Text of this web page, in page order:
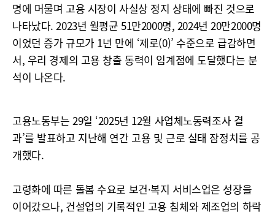
명에 머물며 고용 시장이 사실상 정지 상태에 빠진 것으로
나타났다. 2023년 월평균 51만2000명, 2024년 20만2000명
이었던 증가 규모가 1년 만에 ‘제로(0)’ 수준으로 급감하면
서, 우리 경제의 고용 창출 동력이 임계점에 도달했다는 분
석이 나온다.
고용노동부는 29일 ‘2025년 12월 사업체노동력조사 결
과’를 발표하고 지난해 연간 고용 및 근로 실태 잠정치를 공
개했다.
고령화에 따른 돌봄 수요로 보건·복지 서비스업은 성장을
이어갔으나, 건설업의 기록적인 고용 침체와 제조업의 하락